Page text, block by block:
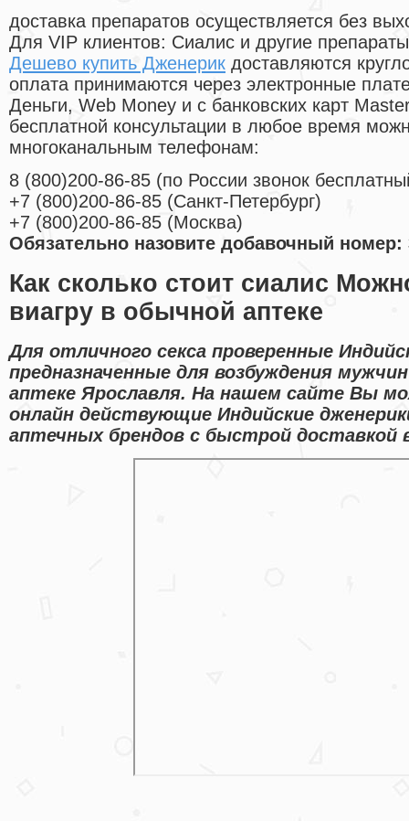
доставка препаратов осуществляется без
Для VIP клиентов: Сиалис и другие
Дешево купить Дженерик доставляются
оплата принимаются через электронные
Деньги, Web Money и с банковских карт
бесплатной консультации в любое время
многоканальным телефонам:
8 (800)200-86-85 (по России звонок
+7 (800)200-86-85 (Санкт-Петербург)
+7 (800)200-86-85 (Москва)
Обязательно назовите добавочный номер:
Как сколько стоит сиалис
виагру в обычной аптеке
Для отличного секса проверенные
предназначенные для возбуждения
аптеке Ярославля. На нашем сайте Вы
онлайн действующие Индийские
аптечных брендов с быстрой доставкой